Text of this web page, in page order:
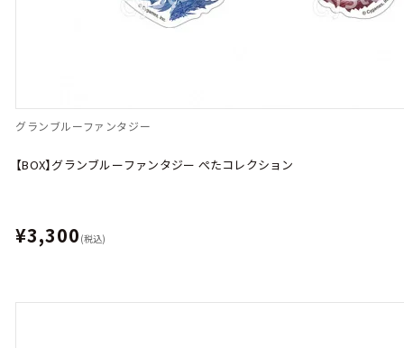
グランブルーファンタジー
【BOX】グランブルーファンタジー ぺたコレクション
¥3,300 (税込)